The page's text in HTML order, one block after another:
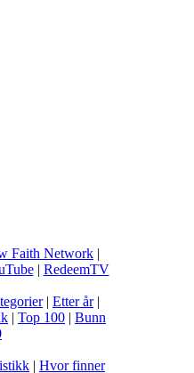
Faith Network |
| RedeemTV
| Etter år|
| Top 100 | Bunn
| Hvor finner